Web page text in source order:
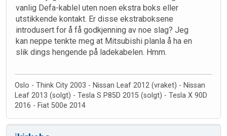
vanlig Defa-kablel uten noen ekstra boks eller
utstikkende kontakt. Er disse ekstraboksene
introdusert for å få godkjenning av noe slag? Jeg
kan neppe tenkte meg at Mitsubishi planla å ha en
slik dings hengende på ladekabelen. Hmm.
Oslo - Think City 2003 - Nissan Leaf 2012 (vraket) - Nissan
Leaf 2013 (solgt) - Tesla S P85D 2015 (solgt) - Tesla X 90D
2016 - Fiat 500e 2014